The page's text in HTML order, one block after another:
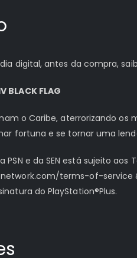
digital, antes da compra,
BLACK FLAG
o Caribe, aterrorizando
fortuna e se tornar uma
PSN e da SEN está sujeito
terms-of-service
do PlayStation®Plus.